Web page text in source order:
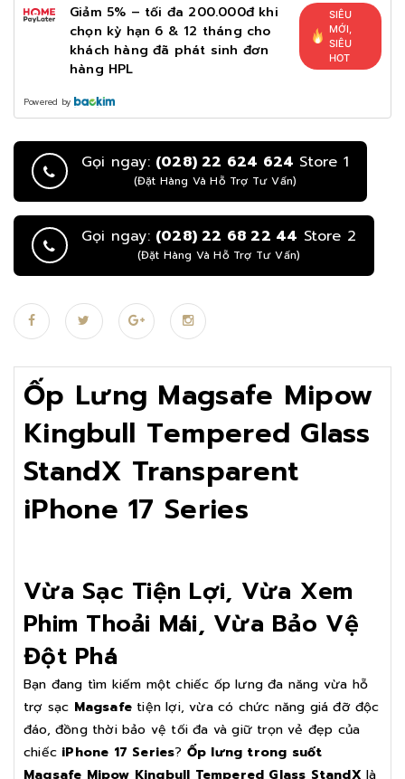
Giảm 5% – tối đa 200.000đ khi
chọn kỳ hạn 6 & 12 tháng cho
khách hàng đã phát sinh đơn
hàng HPL
SIÊU
MỚI,
SIÊU
HOT
Powered by
Gọi ngay: (028) 22 624 624 Store 1
(Đặt Hàng Và Hỗ Trợ Tư Vấn)
Gọi ngay: (028) 22 68 22 44 Store 2
(Đặt Hàng Và Hỗ Trợ Tư Vấn)
Ốp Lưng Magsafe Mipow
Kingbull Tempered Glass
StandX Transparent
iPhone 17 Series
Vừa Sạc Tiện Lợi, Vừa Xem
Phim Thoải Mái, Vừa Bảo Vệ
Đột Phá
Bạn đang tìm kiếm một chiếc ốp lưng đa năng vừa hỗ
trợ sạc Magsafe tiện lợi, vừa có chức năng giá đỡ độc
đáo, đồng thời bảo vệ tối đa và giữ trọn vẻ đẹp của
chiếc iPhone 17 Series? Ốp lưng trong suốt
Magsafe Mipow Kingbull Tempered Glass StandX là